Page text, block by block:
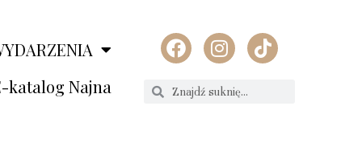
katalog Najna